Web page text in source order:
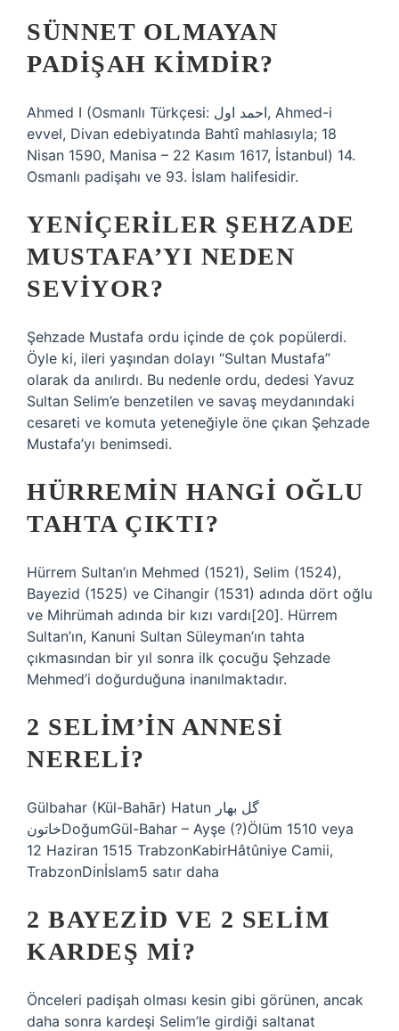
SÜNNET OLMAYAN
PADIŞAH KIMDIR?
Ahmed I (Osmanlı Türkçesi: احمد اول‎, Ahmed-i
evvel, Divan edebiyatında Bahtî mahlasıyla; 18
Nisan 1590, Manisa – 22 Kasım 1617, İstanbul) 14.
Osmanlı padişahı ve 93. İslam halifesidir.
YENIÇERILER ŞEHZADE
MUSTAFA’YI NEDEN
SEVIYOR?
Şehzade Mustafa ordu içinde de çok popülerdi.
Öyle ki, ileri yaşından dolayı “Sultan Mustafa”
olarak da anılırdı. Bu nedenle ordu, dedesi Yavuz
Sultan Selim’e benzetilen ve savaş meydanındaki
cesareti ve komuta yeteneğiyle öne çıkan Şehzade
Mustafa’yı benimsedi.
HÜRREMIN HANGI OĞLU
TAHTA ÇIKTI?
Hürrem Sultan’ın Mehmed (1521), Selim (1524),
Bayezid (1525) ve Cihangir (1531) adında dört oğlu
ve Mihrümah adında bir kızı vardı[20]. Hürrem
Sultan’ın, Kanuni Sultan Süleyman’ın tahta
çıkmasından bir yıl sonra ilk çocuğu Şehzade
Mehmed’i doğurduğuna inanılmaktadır.
2 SELIM’IN ANNESI
NERELI?
Gülbahar (Kül-Bahār) Hatun گل بهار
خاتونDoğumGül-Bahar – Ayşe (?)Ölüm 1510 veya
12 Haziran 1515 TrabzonKabirHâtûniye Camii,
TrabzonDinİslam5 satır daha
2 BAYEZID VE 2 SELIM
KARDEŞ MI?
Önceleri padişah olması kesin gibi görünen, ancak
daha sonra kardeşi Selim’le girdiği saltanat